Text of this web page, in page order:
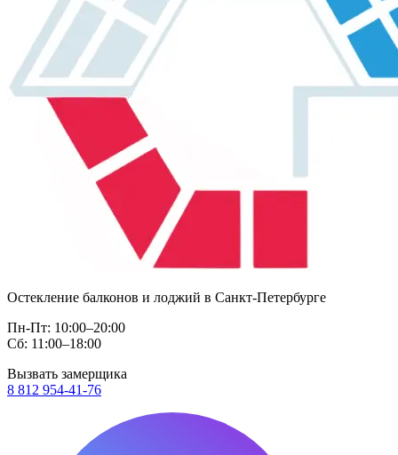
Остекление балконов и лоджий в Санкт-Петербурге
Пн-Пт: 10:00–20:00
Сб: 11:00–18:00
Вызвать замерщика
8 812 954-41-76